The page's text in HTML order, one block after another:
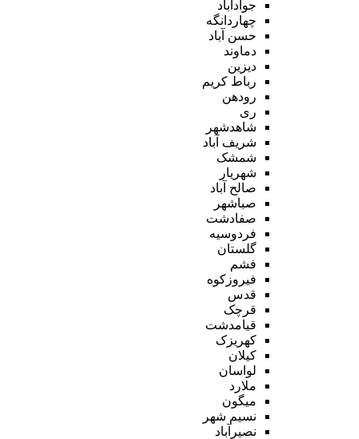
جوادآباد
چهاردانگه
حسن آباد
دماوند
دیزین
رباط کریم
رودهن
ری
شاهدشهر
شریف آباد
شمشک
شهریار
صالح آباد
صباشهر
صفادشت
فردوسیه
گلستان
فشم
فیروزکوه
قدس
قرچک
قیامدشت
کهریزک
کیلان
لواسان
ملارد
میگون
نسیم شهر
نصیرآباد